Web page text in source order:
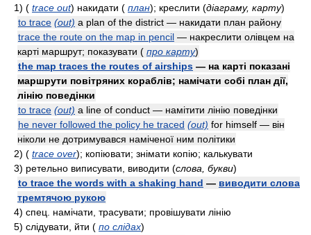
1) ( trace out) накидати ( план); креслити (діаграму, карту)
to trace (out) a plan of the district — накидати план району
trace the route on the map in pencil — накреслити олівцем на
карті маршрут; показувати ( про карту)
the map traces the routes of airships — на карті показані
маршрути повітряних кораблів; намічати собі план дії,
лінію поведінки
to trace (out) a line of conduct — намітити лінію поведінки
he never followed the policy he traced (out) for himself — він
ніколи не дотримувався наміченої ним політики
2) ( trace over); копіювати; знімати копію; калькувати
3) ретельно виписувати, виводити (слова, букви)
to trace the words with a shaking hand — виводити слова
тремтячою рукою
4) cпeц.
намічати, трасувати; провішувати лінію
5) слідувати, йти ( по слідах)